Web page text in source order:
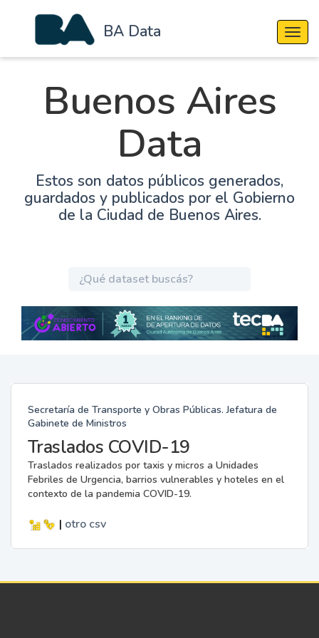
BA Data
Buenos Aires
Data
Estos son datos públicos generados,
guardados y publicados por el Gobierno
de la Ciudad de Buenos Aires.
Secretaría de Transporte y Obras Públicas. Jefatura de
Gabinete de Ministros
Traslados COVID-19
Traslados realizados por taxis y micros a Unidades
Febriles de Urgencia, barrios vulnerables y hoteles en el
contexto de la pandemia COVID-19.
| otro csv